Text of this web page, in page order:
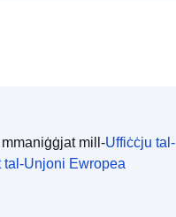
mill-Uffiċċju tal-
Unjoni Ewropea